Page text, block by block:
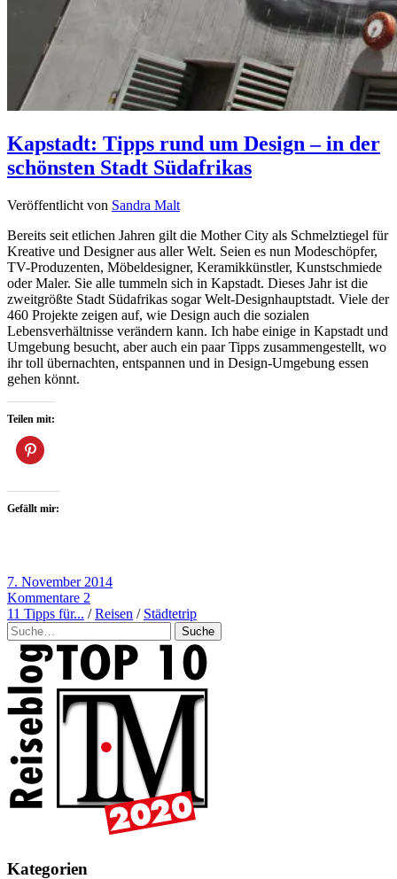
Kapstadt: Tipps rund um Design – in der
schönsten Stadt Südafrikas
Veröffentlicht von Sandra Malt
Bereits seit etlichen Jahren gilt die Mother City als Schmelztiegel für
Kreative und Designer aus aller Welt. Seien es nun Modeschöpfer,
TV-Produzenten, Möbeldesigner, Keramikkünstler, Kunstschmiede
oder Maler. Sie alle tummeln sich in Kapstadt. Dieses Jahr ist die
zweitgrößte Stadt Südafrikas sogar Welt-Designhauptstadt. Viele der
460 Projekte zeigen auf, wie Design auch die sozialen
Lebensverhältnisse verändern kann. Ich habe einige in Kapstadt und
Umgebung besucht, aber auch ein paar Tipps zusammengestellt, wo
ihr toll übernachten, entspannen und in Design-Umgebung essen
gehen könnt.
Teilen mit:
Gefällt mir:
7. November 2014
Kommentare 2
11 Tipps für... /Reisen / Städtetrip
Suche
Kategorien